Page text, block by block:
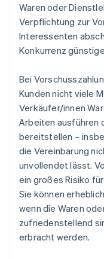
Waren oder
Verpflichtung zur
Interessenten
Konkurrenz
Bei
Kunden nicht viele
Verkäufer/innen
Arbeiten ausführen
bereitstellen –
die Vereinbarung
unvollendet lässt.
ein großes Risiko
Sie können
wenn die Waren
zufriedenstellend
erbracht werden.